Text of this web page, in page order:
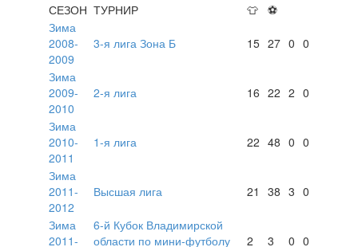
СЕЗОН ТУРНИР 👕 ⚽
Зима
2008-
2009
3-я лига Зона Б 15 27 0 0
Зима
2009-
2010
2-я лига 16 22 2 0
Зима
2010-
2011
1-я лига 22 48 0 0
Зима
2011-
2012
Высшая лига 21 38 3 0
Зима
2011-
6-й Кубок Владимирской
области по мини-футболу
2 3 0 0